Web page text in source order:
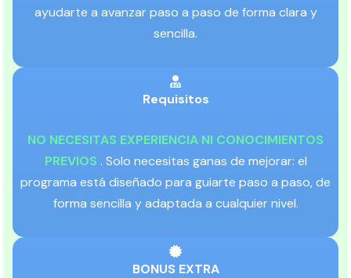
ayudarte a avanzar paso a paso de forma clara y
sencilla.
Requisitos
NO NECESITAS EXPERIENCIA NI CONOCIMIENTOS
PREVIOS . Solo necesitas ganas de mejorar: el
programa está diseñado para guiarte paso a paso, de
forma sencilla y adaptada a cualquier nivel.
BONUS EXTRA